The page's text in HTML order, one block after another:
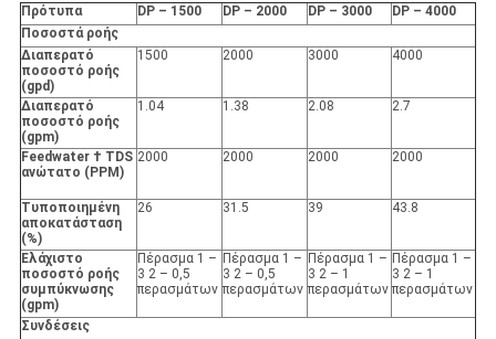
Πρότυπα DP – 1500 DP – 2000 DP – 3000
DP – 4000
Ποσοστά ροής
Διαπερατό
ποσοστό ροής
(gpd)
1500 2000 3000 4000
Διαπερατό
ποσοστό ροής
(gpm)
1.04 1.38 2.08 2.7
Feedwater † TDS
ανώτατο (PPM)
2000 2000 2000 2000
Τυποποιημένη
αποκατάσταση
(%)
26 31.5 39 43.8
Ελάχιστο
ποσοστό ροής
συμπύκνωσης
(gpm)
Πέρασμα 1 –
3 2 – 0,5
περασμάτων
Πέρασμα 1 –
3 2 – 0,5
περασμάτων
Πέρασμα 1 –
3 2 – 1
περασμάτων
Πέρασμα 1 –
3 2 – 1
περασμάτων
Συνδέσεις